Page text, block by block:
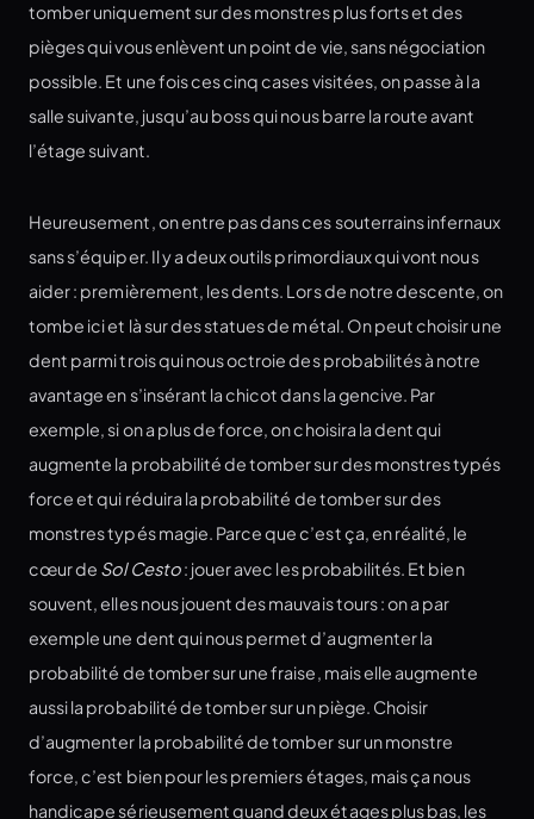
tomber uniquement sur des monstres plus forts et des
pièges qui vous enlèvent un point de vie, sans négociation
possible. Et une fois ces cinq cases visitées, on passe à la
salle suivante, jusqu’au boss qui nous barre la route avant
l’étage suivant.
Heureusement, on entre pas dans ces souterrains infernaux
sans s’équiper. Il y a deux outils primordiaux qui vont nous
aider : premièrement, les dents. Lors de notre descente, on
tombe ici et là sur des statues de métal. On peut choisir une
dent parmi trois qui nous octroie des probabilités à notre
avantage en s’insérant la chicot dans la gencive. Par
exemple, si on a plus de force, on choisira la dent qui
augmente la probabilité de tomber sur des monstres typés
force et qui réduira la probabilité de tomber sur des
monstres typés magie. Parce que c’est ça, en réalité, le
cœur de Sol Cesto: jouer avec les probabilités. Et bien
souvent, elles nous jouent des mauvais tours : on a par
exemple une dent qui nous permet d’augmenter la
probabilité de tomber sur une fraise, mais elle augmente
aussi la probabilité de tomber sur un piège. Choisir
d’augmenter la probabilité de tomber sur un monstre
force, c’est bien pour les premiers étages, mais ça nous
handicape sérieusement quand deux étages plus bas, les